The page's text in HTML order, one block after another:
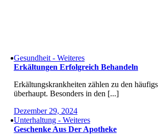
Gesundheit - Weiteres
Erkältungen Erfolgreich Behandeln
Erkältungskrankheiten zählen zu den
überhaupt. Besonders in den [...]
Dezember 29, 2024
Unterhaltung - Weiteres
Geschenke Aus Der Apotheke